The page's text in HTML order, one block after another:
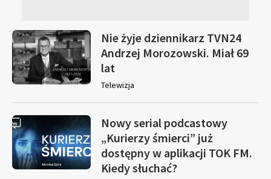
Nie żyje dziennikarz TVN24
Andrzej Morozowski. Miał 69
lat
Telewizja
Nowy serial podcastowy
„Kurierzy śmierci” już
dostępny w aplikacji TOK FM.
Kiedy słuchać?